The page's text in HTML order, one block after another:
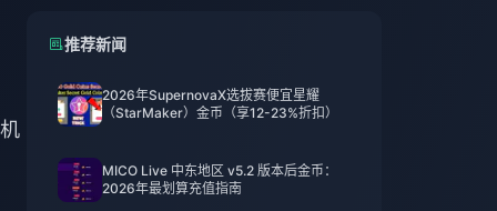
推荐新闻
2026年SupernovaX选拔赛便宜星耀
（StarMaker）金币（享12-23%折扣）
MICO Live 中东地区 v5.2 版本后金币：
2026年最划算充值指南